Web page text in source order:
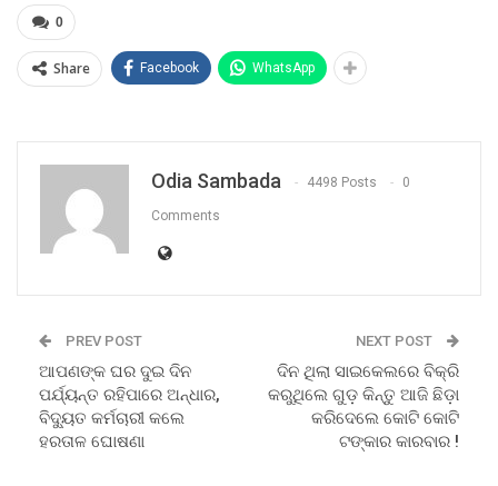
0
Share Facebook WhatsApp
Odia Sambada 4498 Posts 0
Comments
PREV POST
ଆପଣଙ୍କ ଘର ଦୁଇ ଦିନ
ପର୍ଯ୍ୟନ୍ତ ରହିପାରେ ଅନ୍ଧାର,
ବିଦ୍ୟୁତ କର୍ମଚାରୀ କଲେ
ହରତାଳ ଘୋଷଣା
NEXT POST
ଦିନ ଥିଲା ସାଇକେଲରେ ବିକ୍ରି
କରୁଥିଲେ ଗୁଡ଼ କିନ୍ତୁ ଆଜି ଛିଡ଼ା
କରିଦେଲେ କୋଟି କୋଟି
ଟଙ୍କାର କାରବାର !